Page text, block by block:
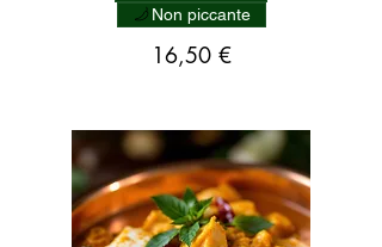
16,50 €
Non piccante